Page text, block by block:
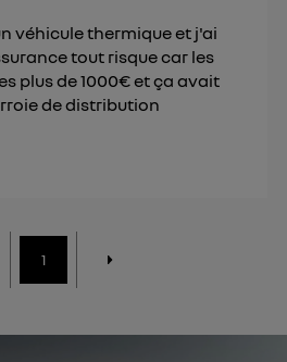
véhicule thermique et j'ai
tout risque car les
plus de 1000€ et ça avait
de distribution
1